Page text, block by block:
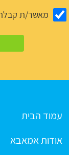
מאשר/ת
עמוד הבית
אודות אמאבא